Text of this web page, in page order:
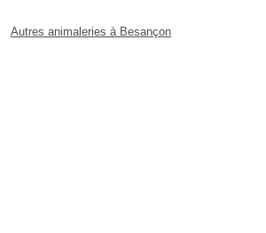
Autres animaleries à Besançon